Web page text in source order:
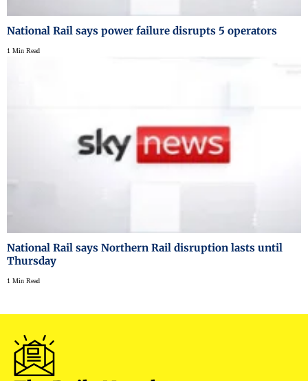
National Rail says power failure disrupts 5 operators
1 Min Read
National Rail says Northern Rail disruption lasts until
Thursday
1 Min Read